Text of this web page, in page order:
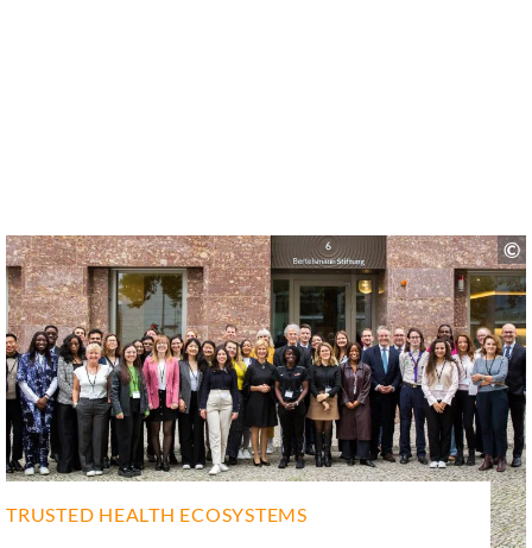
TRUSTED HEALTH ECOSYSTEMS